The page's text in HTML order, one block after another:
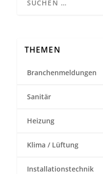
THEMEN
Branchenmeldungen
Sanitär
Heizung
Klima / Lüftung
Installationstechnik